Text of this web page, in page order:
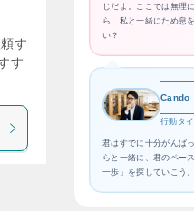
す
す
じだよ。ここでは無理
ら、私と一緒にため息
い？
Cando
行動タ
君はすでに十分がんば
らと一緒に、君のペー
一歩」を探していこう。